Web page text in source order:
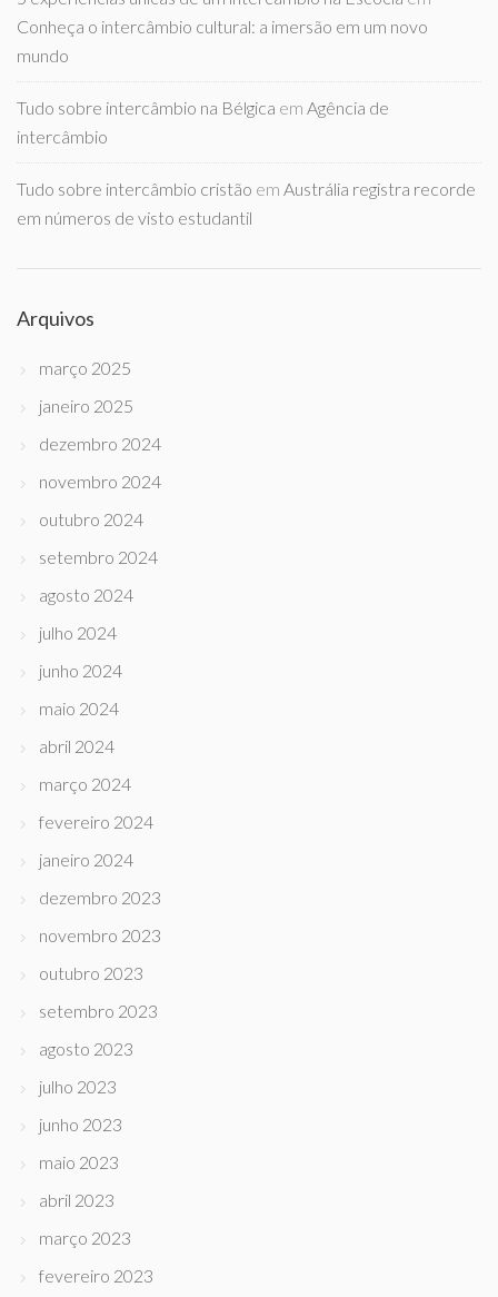
Conheça o intercâmbio cultural: a imersão em um novo
mundo
Tudo sobre intercâmbio na Bélgica em Agência de
intercâmbio
Tudo sobre intercâmbio cristão em Austrália registra recorde
em números de visto estudantil
Arquivos
março 2025
janeiro 2025
dezembro 2024
novembro 2024
outubro 2024
setembro 2024
agosto 2024
julho 2024
junho 2024
maio 2024
abril 2024
março 2024
fevereiro 2024
janeiro 2024
dezembro 2023
novembro 2023
outubro 2023
setembro 2023
agosto 2023
julho 2023
junho 2023
maio 2023
abril 2023
março 2023
fevereiro 2023